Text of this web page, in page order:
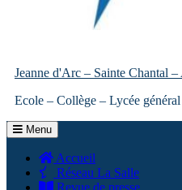
Jeanne d'Arc – Sainte Chantal
Ecole – Collège – Lycée
Menu
Accueil
Réseau La Salle
Revue de presse